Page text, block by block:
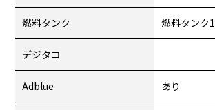
燃料タンク 燃料タンク1
デジタコ
Adblue あり